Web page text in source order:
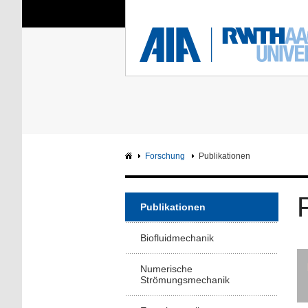
Sie sind hier: Aerodynamisches
RWTH
Forschung Publikationen
Publikationen
Biofluidmechanik
Numerische
Strömungsmechanik